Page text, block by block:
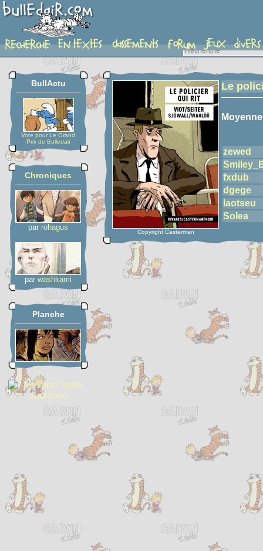
detail-etoiles
BullActu
Vote pour Le Grand
Prix de Bulledair
Chroniques
par rohagus
par washkami
Planche
Copyright Casterman
Le
Moyenne
zewed
fxdub
dgege
laotseu
Solea